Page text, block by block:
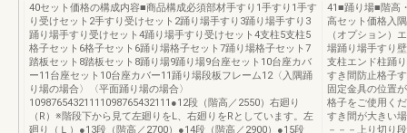
40セット価格の構成内容■商品構成必須部材手すり1手すり1手す
り受けセット2手すり受けセット2踊り場手すり3踊り場手すり3
踊り場手すり受けセット4踊り場手すり受けセット4支柱5支柱5
格子セット6格子セット6踊り場格子セット7踊り場格子セット7
踏板セット8踏板セット8踊り場9踊り場9台座セット10台座カバ
ー11台座セット10台座カバー11踊り場段板フレーム12〈入隅踊
り場の場合〉〈平面踊り場の場合〉
10987654321111098765432111●12段（階高／2550）右廻り
（R）※階段下から見て左廻りをL、右廻りをRとしています。左
廻り（Ｌ）●13段（階高／2700）●14段（階高／2900）●15段
41■踊り場■階高
高セット価格入
（オプション）
場踊り場手すり
支柱エンド柱踊
すき間防止格子
固定金具の位置
格子をご使用く
すき間が大きい
－－－上り切り